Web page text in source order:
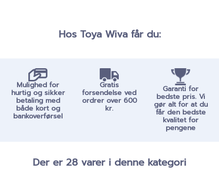
Hos Toya Wiva får du:
Mulighed for
hurtig og sikker
betaling med
både kort og
bankoverførsel
Gratis
forsendelse ved
ordrer over 600
kr.
Garanti for
bedste pris. Vi
gør alt for at du
får den bedste
kvalitet for
pengene
Der er 28 varer i denne kategori